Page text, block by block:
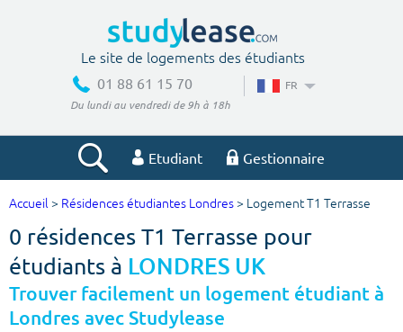
Le site de logements des étudiants
01 88 61 15 70
Du lundi au vendredi de 9h à 18h
FR
Etudiant Gestionnaire
Votre recherche
Ville, école
Accueil > Résidences étudiantes Londres > Logement T1 Terrasse
0 résidences T1 Terrasse pour
étudiants à LONDRES UK
Trouver facilement un logement étudiant à
Londres avec Studylease